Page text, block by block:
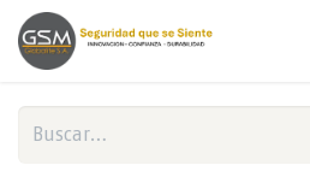
Ir al contenido